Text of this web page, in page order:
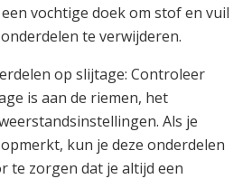
vochtige doek om stof en vuil
te verwijderen.
op slijtage: Controleer
is aan de riemen, het
Als je
kun je deze onderdelen
te zorgen dat je altijd een